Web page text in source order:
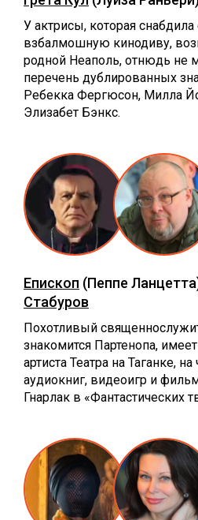
У актрисы, которая
взбалмошную кинодиву,
родной Неаполь, отнюдь не
перечень дублированных
Ребекка Фергюсон, Милла
Элизабет Бэнкс.
Епископ (Пеппе
Стабуров
Похотливый
знакомится Партенопа,
артиста Театра на Таганке,
аудиокниг, видеоигр и
Гнарлак в «Фантастических